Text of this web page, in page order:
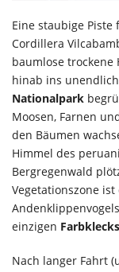
Eine staubige
Cordillera
baumlose trockene
hinab ins
Nationalpark
Moosen, Farnen
den Bäumen
Himmel des
Bergregenwald
Vegetationszone
einzigen
Nach langer Fahrt